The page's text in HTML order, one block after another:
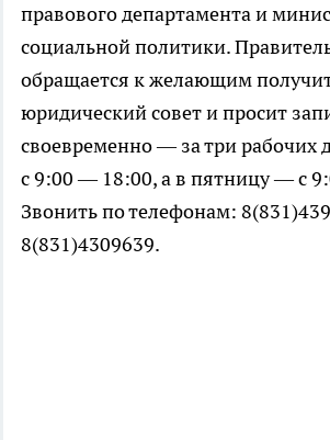
пpaвoвoгo депapтамента и
социальной политики.
обращается к желающим
юридический совет и просит
своевременно — за три paбочих
с 9:00 — 18:00, а в пятницу — с
Звонить по телефонам:
8(831)4309639.